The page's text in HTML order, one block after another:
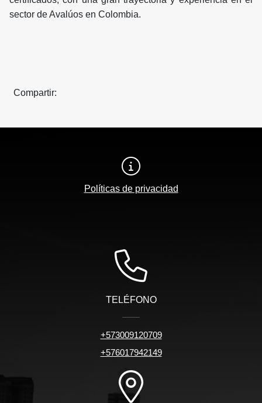
sector de Avalúos en Colombia.
Compartir:
Políticas de privacidad
TELÉFONO
+573009120709
+576017942149